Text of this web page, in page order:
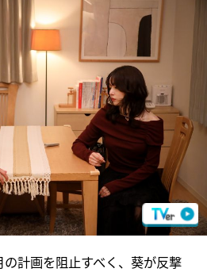
計画を阻止すべく、葵が反撃